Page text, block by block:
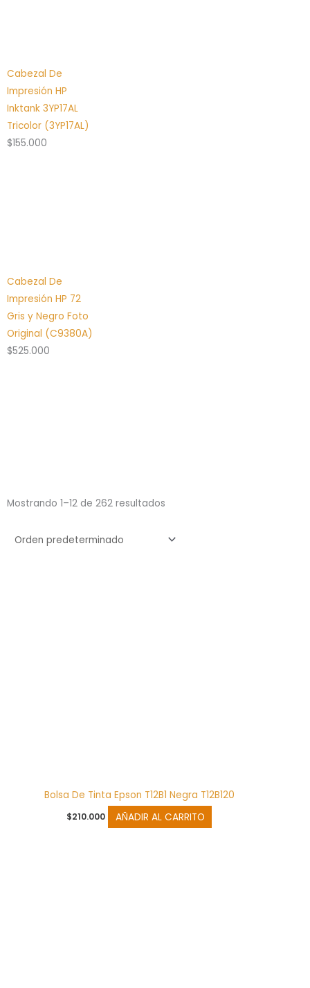
Cabezal De
Impresión HP
Inktank 3YP17AL
Tricolor (3YP17AL)
$155.000
Cabezal De
Impresión HP 72
Gris y Negro Foto
Original (C9380A)
$525.000
Mostrando 1–12 de 262 resultados
Bolsa De Tinta Epson T12B1 Negra T12B120
$210.000 AÑADIR AL CARRITO